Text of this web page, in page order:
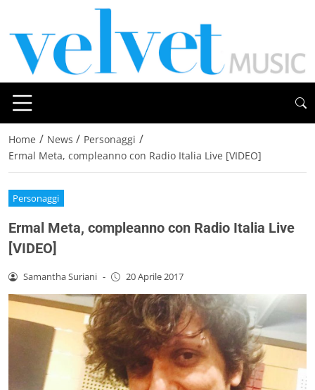
Home / News / Personaggi /
Ermal Meta, compleanno con Radio Italia Live [VIDEO]
Personaggi
Ermal Meta, compleanno con Radio Italia Live
[VIDEO]
Samantha Suriani - 20 Aprile 2017